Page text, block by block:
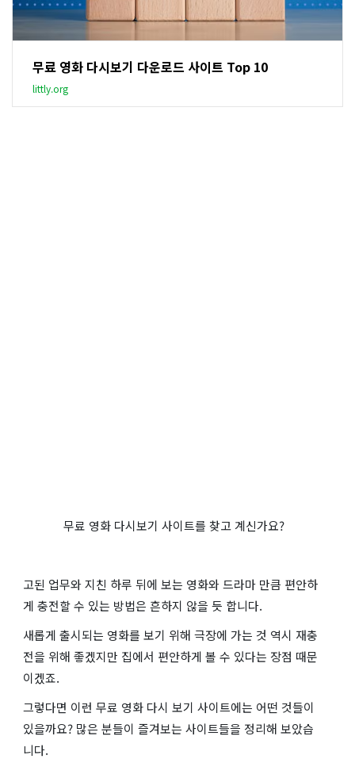
무료 영화 다시보기 다운로드 사이트 Top 10
littly.org
무료 영화 다시보기 사이트를 찾고 계신가요?
고된 업무와 지친 하루 뒤에 보는 영화와 드라마 만큼 편안하
게 충전할 수 있는 방법은 흔하지 않을 듯 합니다.
새롭게 출시되는 영화를 보기 위해 극장에 가는 것 역시 재충
전을 위해 좋겠지만 집에서 편안하게 볼 수 있다는 장점 때문
이겠죠.
그렇다면 이런 무료 영화 다시 보기 사이트에는 어떤 것들이
있을까요? 많은 분들이 즐겨보는 사이트들을 정리해 보았습
니다.